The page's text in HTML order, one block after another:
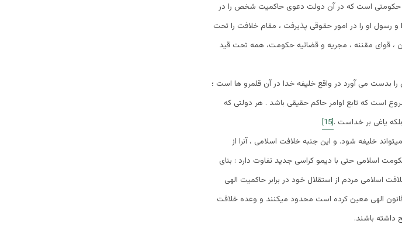
است که در آن دولت دعوی حاکمیت شخص را در
و رسول او را در امور حقوقی پذیرفت ، مقام خلافت را تحت
، قوای مقننه ، مجریه و قضائیه حکومت، همه تحت قید
می آورد در واقع خلیفه خدا در آن قلمرو ها است ؛
است که تابع اوامر حاکم حقیقی باشد . هر دولتی که
یاغی بر خداست .[15]
صالحی میتواند خلیفه شود. و این جنبه خلافت اسلامی ، آنرا از
اسلامی حتی با دیمو کراسی جدید تفاوت دارد : بنای
اسلامی مردم از استقلال خود در برابر حاکمیت الهی
الهی معین کرده است محدود میکنند و وعده خلافت
داشته باشند.